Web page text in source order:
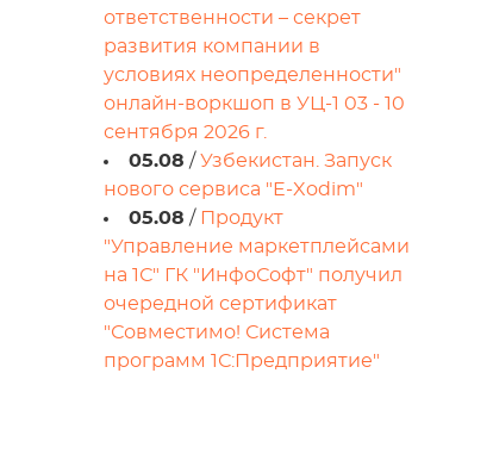
ответственности – секрет
развития компании в
условиях неопределенности"
онлайн-воркшоп в УЦ-1 03 - 10
сентября 2026 г.
05.08 / Узбекистан. Запуск
нового сервиса "E-Xodim"
05.08 / Продукт
"Управление маркетплейсами
на 1С" ГК "ИнфоСофт" получил
очередной сертификат
"Совместимо! Система
программ 1С:Предприятие"